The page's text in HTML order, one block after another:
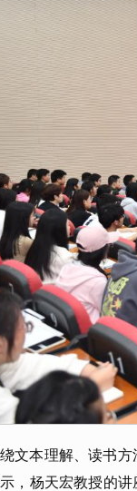
文本理解、读书
，杨天宏教授的